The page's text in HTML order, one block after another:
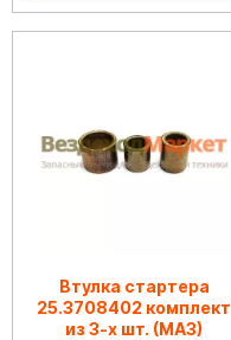
Втулка стартера
25.3708402 комплект
из 3-х шт. (МАЗ)